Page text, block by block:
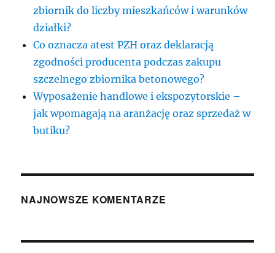
zbiornik do liczby mieszkańców i warunków
działki?
Co oznacza atest PZH oraz deklaracją
zgodności producenta podczas zakupu
szczelnego zbiornika betonowego?
Wyposażenie handlowe i ekspozytorskie –
jak wpomagają na aranżację oraz sprzedaż w
butiku?
NAJNOWSZE KOMENTARZE